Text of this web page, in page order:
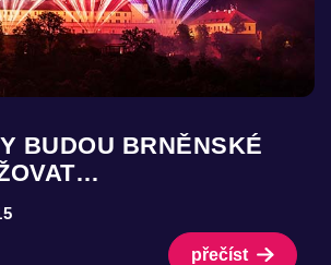
BUDOU BRNĚNSKÉ
přečíst